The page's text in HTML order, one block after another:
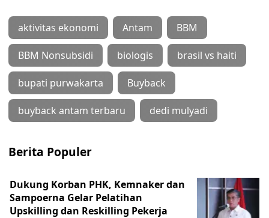
aktivitas ekonomi Antam BBM
BBM Nonsubsidi biologis brasil vs haiti
bupati purwakarta Buyback
buyback antam terbaru dedi mulyadi
Berita Populer
Dukung Korban PHK, Kemnaker dan
Sampoerna Gelar Pelatihan
Upskilling dan Reskilling Pekerja